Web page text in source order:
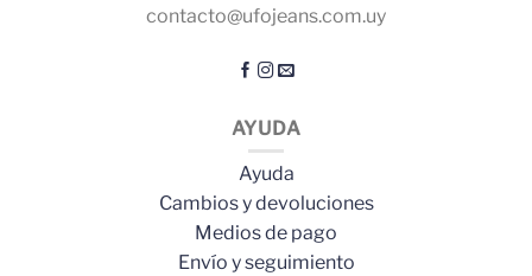
contacto@ufojeans.com.uy
AYUDA
Ayuda
Cambios y devoluciones
Medios de pago
Envío y seguimiento